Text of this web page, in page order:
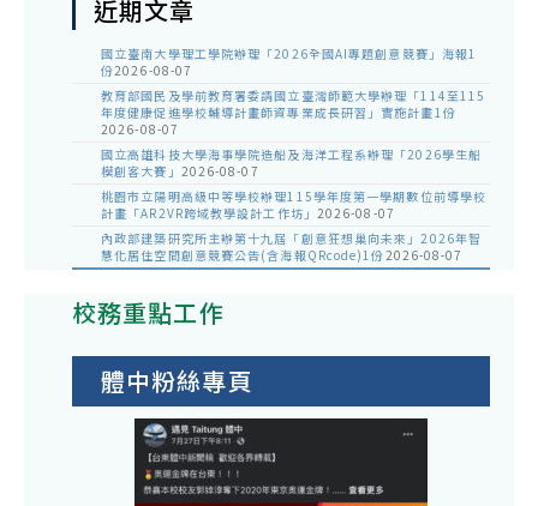
近期文章
國立臺南大學理工學院辦理「2026全國AI專題創意競賽」海報1
份2026-08-07
教育部國民及學前教育署委請國立臺灣師範大學辦理「114至115
年度健康促進學校輔導計畫師資專業成長研習」實施計畫1份
2026-08-07
國立高雄科技大學海事學院造船及海洋工程系辦理「2026學生船
模創客大賽」 2026-08-07
桃園市立陽明高級中等學校辦理115學年度第一學期數位前導學校
計畫「AR2VR跨域教學設計工作坊」 2026-08-07
內政部建築研究所主辦第十九屆「創意狂想巢向未來」2026年智
慧化居住空間創意競賽公告(含海報QRcode)1份2026-08-07
校務重點工作
體中粉絲專頁